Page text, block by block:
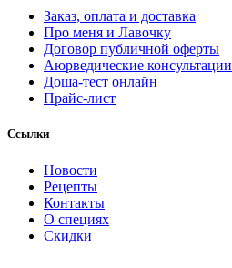
Заказ, оплата и доставка
Про меня и Лавочку
Договор публичной оферты
Аюрведические консультации
Доша-тест онлайн
Прайс-лист
Ссылки
Новости
Рецепты
Контакты
О специях
Скидки